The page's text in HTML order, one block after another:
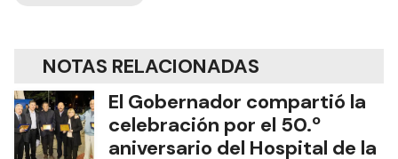
NOTAS RELACIONADAS
El Gobernador compartió la
celebración por el 50.º
aniversario del Hospital de la